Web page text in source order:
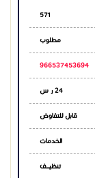
571
مطلوب
966537453694
24 ر س
قابل للتفاوض
الخدمات
تنظيــــف